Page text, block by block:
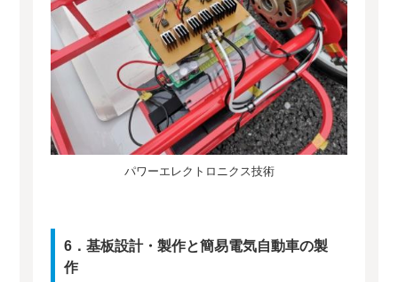
パワーエレクトロニクス技術
6．基板設計・製作と簡易電気自動車の製
作